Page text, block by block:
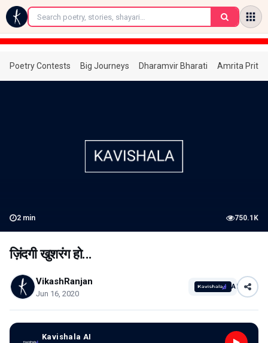
←
Poetry Contests Big Journeys Dharamvir Bharati Amrita
2 min 750.1K
ज़िंदगी खुशरंग हो...
VikashRanjan
Jun 16, 2020
AI
Kavishala AI